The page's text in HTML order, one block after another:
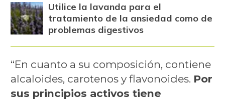
Utilice la lavanda para el
tratamiento de la ansiedad como de
problemas digestivos
“En cuanto a su composición, contiene
alcaloides, carotenos y flavonoides. Por
sus principios activos tiene